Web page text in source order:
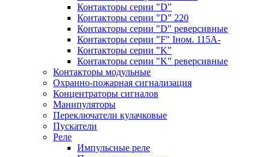
Контакторы серии "D"
Контакторы серии "D" 220
Контакторы серии "D" реверсивные
Контакторы серии "F" Iном. 115А-
Контакторы серии "K"
Контакторы серии "K" реверсивные
Контакторы модульные
Охранно-пожарная сигнализация
Концентраторы сигналов
Манипуляторы
Переключатели кулачковые
Пускатели
Реле
Импульсные реле